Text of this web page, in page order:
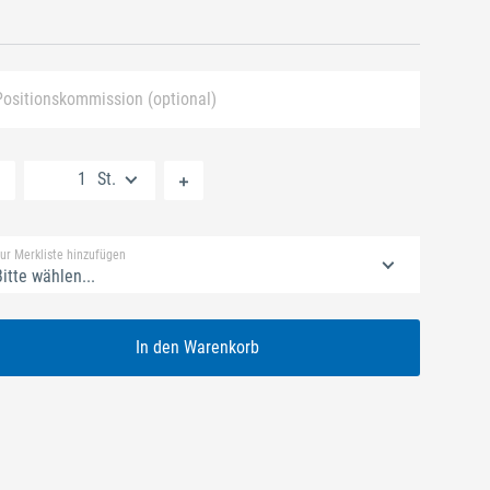
(optional)
St.
Merkliste hinzufügen
wählen...
In den Warenkorb